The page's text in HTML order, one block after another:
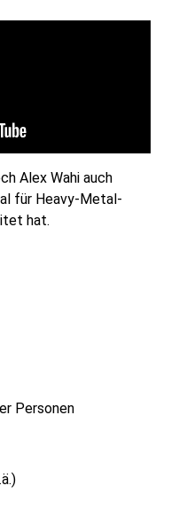
Alex Wahi auch
für Heavy-Metal-
hat.
Personen